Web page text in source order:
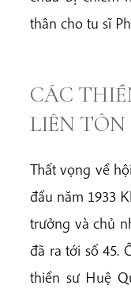
thân cho tu sĩ
CÁC
LIÊN TÔN
Thất vọng về
đầu năm 1933
trưởng và chủ
đã ra tới số 45.
thiền sư Huệ